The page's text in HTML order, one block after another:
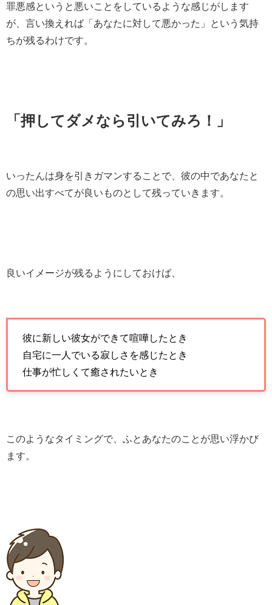
罪悪感というと悪いことをしているような感じがします
が、言い換えれば「あなたに対して悪かった」という気持
ちが残るわけです。
「押してダメなら引いてみろ！」
いったんは身を引きガマンすることで、彼の中であなたと
の思い出すべてが良いものとして残っていきます。
良いイメージが残るようにしておけば、
彼に新しい彼女ができて喧嘩したとき
自宅に一人でいる寂しさを感じたとき
仕事が忙しくて癒されたいとき
このようなタイミングで、ふとあなたのことが思い浮かび
ます。